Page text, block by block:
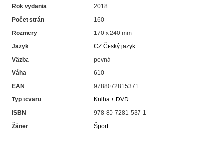
Rok vydania
2018
Počet strán
160
Rozmery
170 x 240 mm
Jazyk
CZ Český jazyk
Väzba
pevná
Váha
610
EAN
9788072815371
Typ tovaru
Kniha + DVD
ISBN
978-80-7281-537-1
Žáner
Šport